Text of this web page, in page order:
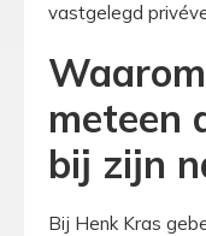
vastgelegd
meteen
bij zijn
Bij Henk Kras